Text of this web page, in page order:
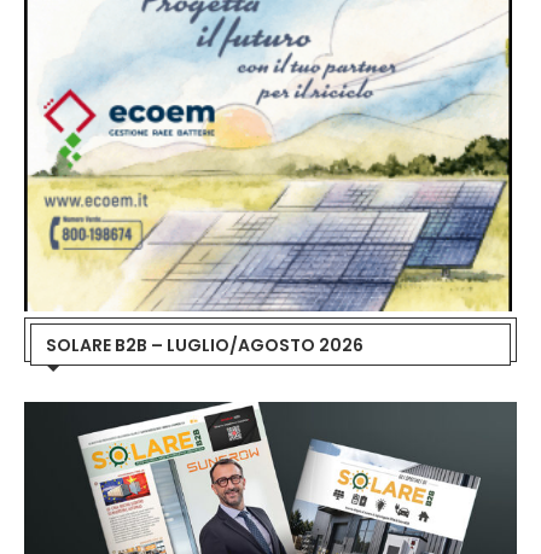
SOLARE B2B – LUGLIO/AGOSTO 2026